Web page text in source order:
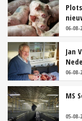
06-08-
Jan
06-08-
MS
05-08-